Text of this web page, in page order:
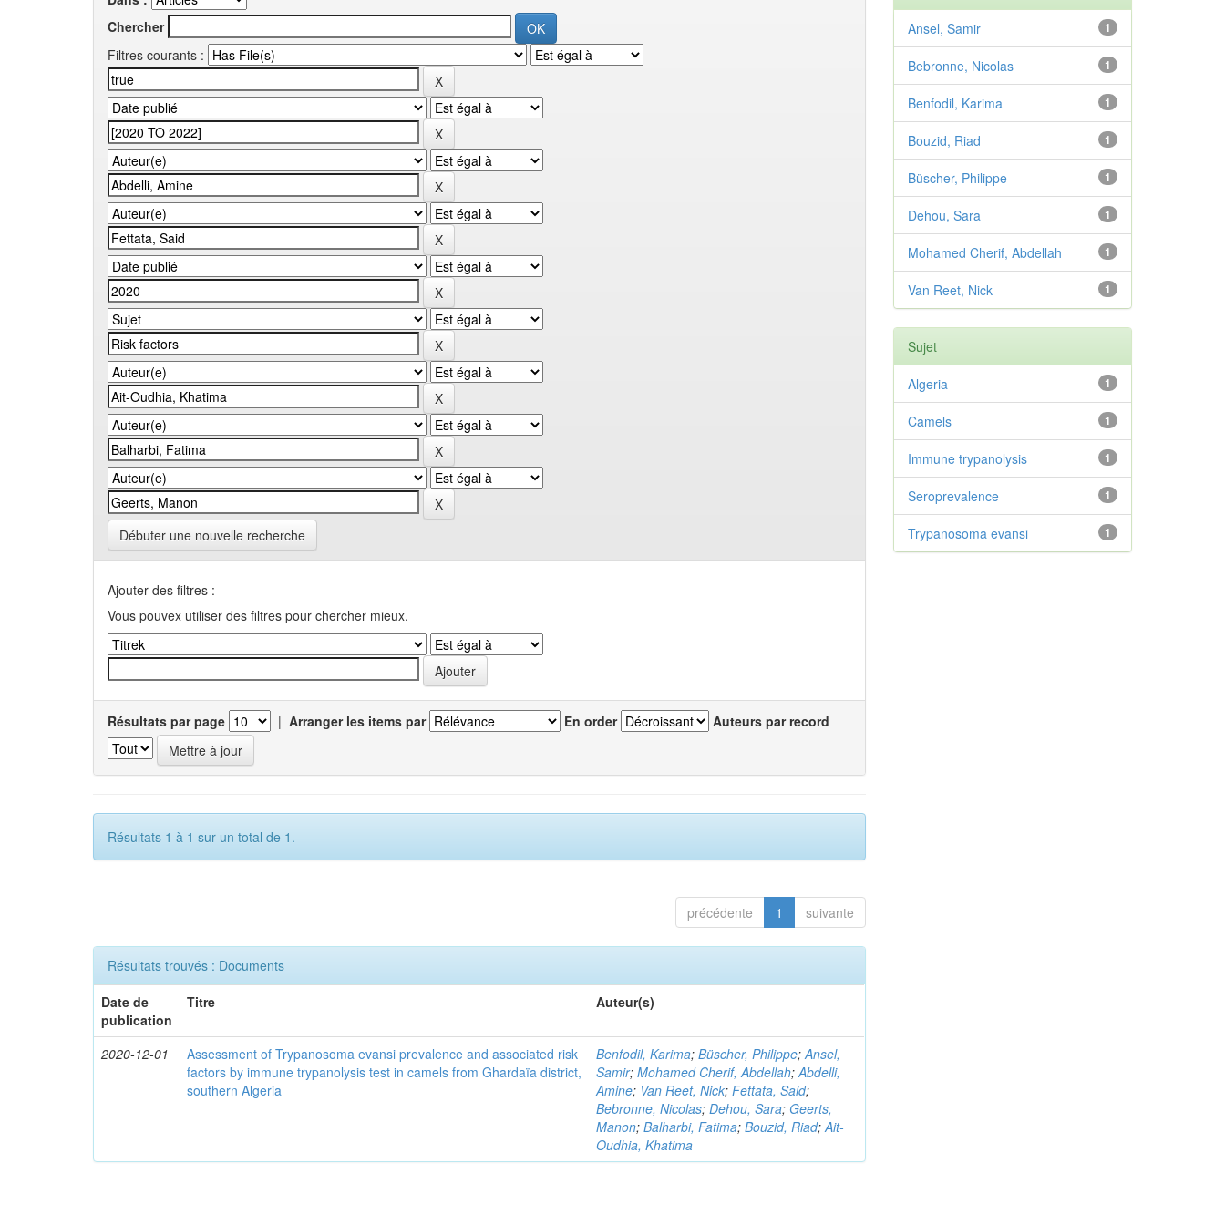
Chercher
Filtres courants :
Débuter une nouvelle recherche
Ajouter des filtres :
Vous pouvex utiliser des filtres pour chercher mieux.
Résultats par page | Arranger les items par En order Auteurs par record
Résultats 1 à 1 sur un total de 1.
précédente 1 suivante
Résultats trouvés : Documents
Date de
publication
Titre Auteur(s)
2020-12-01
Assessment of Trypanosoma evansi prevalence and associated risk
factors by immune trypanolysis test in camels from Ghardaïa district,
southern Algeria
Benfodil, Karima;Büscher, Philippe;Ansel,
Samir;Mohamed Cherif, Abdellah;Abdelli,
Amine; Van Reet, Nick;Fettata, Said;
Bebronne, Nicolas;Dehou, Sara; Geerts,
Manon;Balharbi, Fatima;Bouzid, Riad;Ait-
Oudhia, Khatima
1
Ansel, Samir
1
Bebronne, Nicolas
1
Benfodil, Karima
1
Bouzid, Riad
1
Büscher, Philippe
1
Dehou, Sara
1
Mohamed Cherif, Abdellah
1
Van Reet, Nick
Sujet
1
Algeria
1
Camels
1
Immune trypanolysis
1
Seroprevalence
1
Trypanosoma evansi